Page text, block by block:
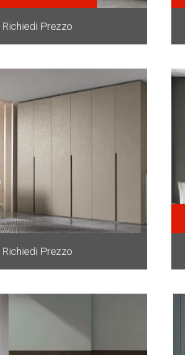
Richiedi Prezzo
Richiedi Prezzo